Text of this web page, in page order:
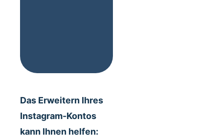
Das Erweitern Ihres
Instagram-Kontos
kann Ihnen helfen: